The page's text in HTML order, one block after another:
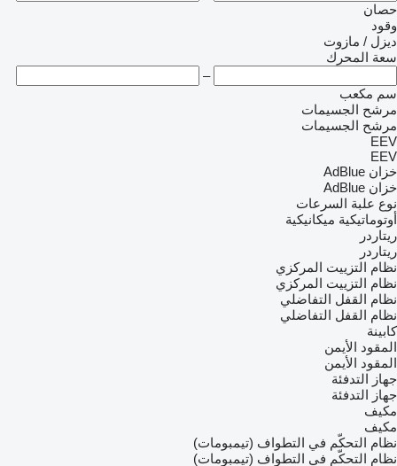
حصان
وقود
ديزل / مازوت
سعة المحرك
–
سم مكعب
مرشح الجسيمات
مرشح الجسيمات
EEV
EEV
خزان AdBlue
خزان AdBlue
نوع علبة السرعات
أوتوماتيكية ميكانيكية
ريتاردر
ريتاردر
نظام التزييت المركزي
نظام التزييت المركزي
نظام القفل التفاضلي
نظام القفل التفاضلي
كابينة
المقود الأيمن
المقود الأيمن
جهاز التدفئة
جهاز التدفئة
مكيف
مكيف
نظام التحكّم في التطواف (تيمبومات)
نظام التحكّم في التطواف (تيمبومات)